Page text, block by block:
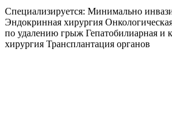
Специализируется: Минимально
Эндокринная хирургия
по удалению грыж Гепатобилиарная и
хирургия Трансплантация органов